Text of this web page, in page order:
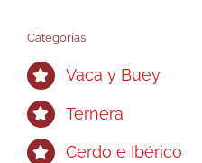
Categorías
Vaca y Buey
Ternera
Cerdo e Ibérico